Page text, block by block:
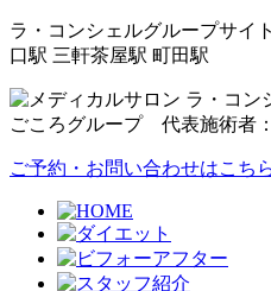
ラ・コンシェルグループサイ
口駅 三軒茶屋駅 町田駅
ごころグループ 代表施術者
ご予約・お問い合わせはこち